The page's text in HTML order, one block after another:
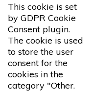
This cookie is set
by GDPR Cookie
Consent plugin.
The cookie is used
to store the user
consent for the
cookies in the
category "Other.